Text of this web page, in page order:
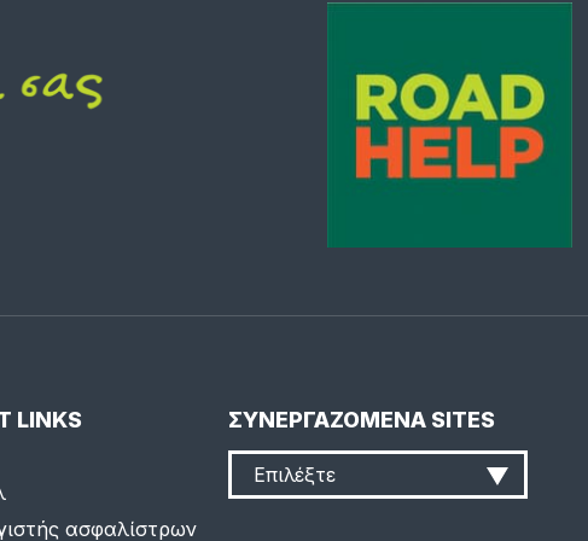
LINKS
ασφαλίστρων
ΣΥΝΕΡΓΑΖΟΜΕΝΑ SITES
Επιλέξτε